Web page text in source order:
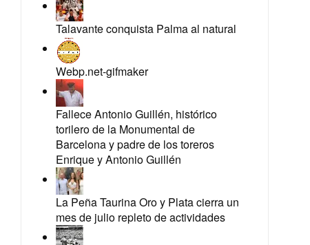
Talavante conquista Palma al natural
Webp.net-gifmaker
Fallece Antonio Guillén, histórico
torilero de la Monumental de
Barcelona y padre de los toreros
Enrique y Antonio Guillén
La Peña Taurina Oro y Plata cierra un
mes de julio repleto de actividades